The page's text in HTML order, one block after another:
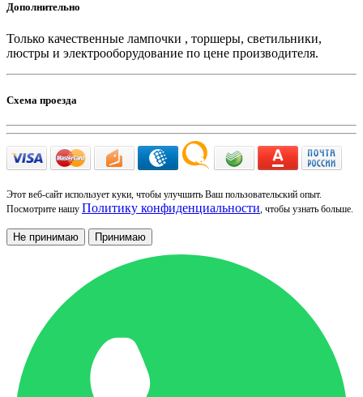
Дополнительно
Только качественные лампочки , торшеры, светильники,
люстры и электрооборудование по цене производителя.
Схема проезда
Этот веб-сайт использует куки, чтобы улучшить Ваш пользовательский опыт.
Посмотрите нашу Политику конфиденциальности, чтобы узнать больше.
Не принимаю Принимаю